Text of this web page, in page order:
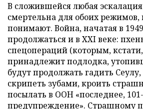
В сложившейся любая
смертельна для обоих режимов,
понимают. Война, начатая в
продолжаться и в XXI веке:
спецопераций (которым, кстати,
принадлежит подлодка,
будут продолжать гадить Сеулу,
скрипеть зубами, кроить
посылать в ООН «последнее,
предупреждение». Страшному